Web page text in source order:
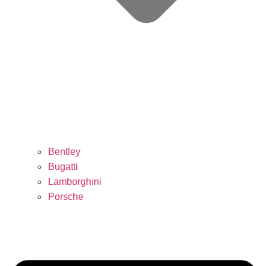
Bentley
Bugatti
Lamborghini
Porsche